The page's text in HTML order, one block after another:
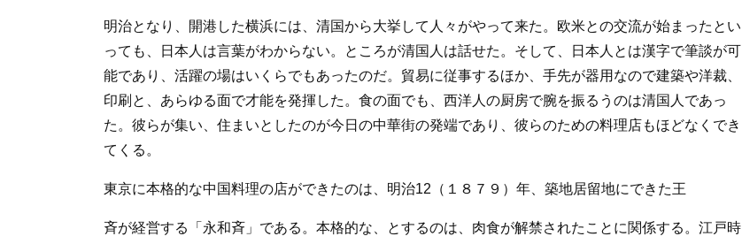
明治となり、開港した横浜には、清国から大挙して人々がやって来た。欧米との交流が始まったとい
っても、日本人は言葉がわからない。ところが清国人は話せた。そして、日本人とは漢字で筆談が可
能であり、活躍の場はいくらでもあったのだ。貿易に従事するほか、手先が器用なので建築や洋裁、
印刷と、あらゆる面で才能を発揮した。食の面でも、西洋人の厨房で腕を振るうのは清国人であっ
た。彼らが集い、住まいとしたのが今日の中華街の発端であり、彼らのための料理店もほどなくでき
てくる。
東京に本格的な中国料理の店ができたのは、明治12（１８７９）年、築地居留地にできた王
斉が経営する「永和斉」である。本格的な、とするのは、肉食が解禁されたことに関係する。江戸時